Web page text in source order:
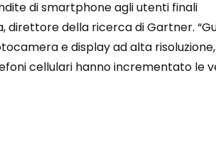
di smartphone agli utenti finali
direttore della ricerca di Gartner.
e display ad alta
cellulari hanno incrementato le